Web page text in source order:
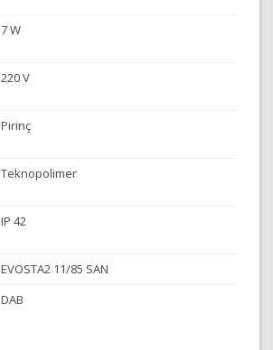
7 W
220 V
Pirinç
Teknopolimer
IP 42
EVOSTA2 11/85 SAN
DAB